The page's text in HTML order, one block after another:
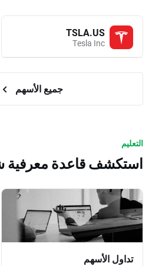
TSLA.US
Tesla Inc
جميع الأسهم
التعليم
استكشف قاعدة معرفية
تداول الأسهم